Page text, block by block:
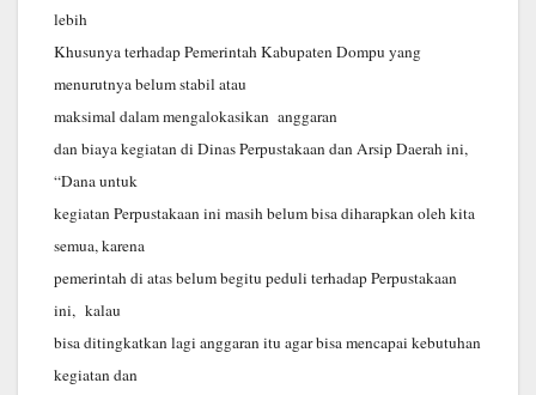
lebih
Khusunya terhadap Pemerintah Kabupaten Dompu yang
menurutnya belum stabil atau
maksimal dalam mengalokasikan anggaran
dan biaya kegiatan di Dinas Perpustakaan dan Arsip Daerah ini,
“Dana untuk
kegiatan Perpustakaan ini masih belum bisa diharapkan oleh kita
semua, karena
pemerintah di atas belum begitu peduli terhadap Perpustakaan
ini, kalau
bisa ditingkatkan lagi anggaran itu agar bisa mencapai kebutuhan
kegiatan dan